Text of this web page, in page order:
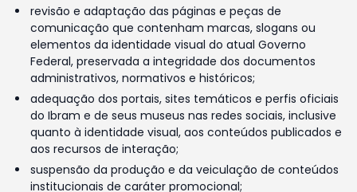
revisão e adaptação das páginas e peças de
comunicação que contenham marcas, slogans ou
elementos da identidade visual do atual Governo
Federal, preservada a integridade dos documentos
administrativos, normativos e históricos;
adequação dos portais, sites temáticos e perfis oficiais
do Ibram e de seus museus nas redes sociais, inclusive
quanto à identidade visual, aos conteúdos publicados e
aos recursos de interação;
suspensão da produção e da veiculação de conteúdos
institucionais de caráter promocional;